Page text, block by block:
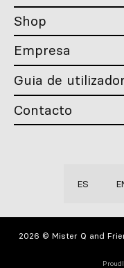
Shop
Empresa
Guia de
Contacto
ES
2026 © Mister Q and